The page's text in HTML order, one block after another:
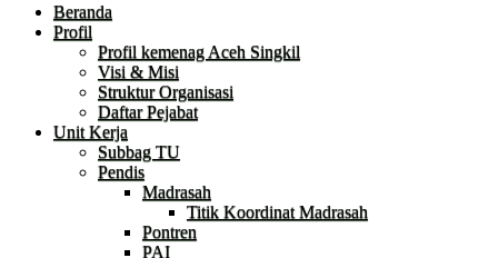
Beranda
Profil
Profil kemenag Aceh Singkil
Visi & Misi
Struktur Organisasi
Daftar Pejabat
Unit Kerja
Subbag TU
Pendis
Madrasah
Titik Koordinat Madrasah
Pontren
PAI